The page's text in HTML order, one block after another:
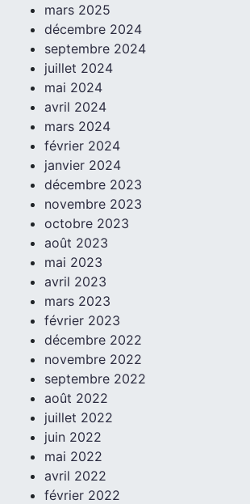
mars 2025
décembre 2024
septembre 2024
juillet 2024
mai 2024
avril 2024
mars 2024
février 2024
janvier 2024
décembre 2023
novembre 2023
octobre 2023
août 2023
mai 2023
avril 2023
mars 2023
février 2023
décembre 2022
novembre 2022
septembre 2022
août 2022
juillet 2022
juin 2022
mai 2022
avril 2022
février 2022